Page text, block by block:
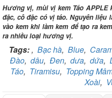
Chủ TK:
Số TK:
Ngân hàng
Chủ TK:
Số TK:
Ngân hàng
Chi nhánh:
Chủ TK:
Hương vị, mùi vị kem Táo APPLE
đặc, cô đặc có vị táo. Nguyên liệu
vào kem khi làm kem để tạo ra
ra nhiều loại hương vị.
Tags:, Bạc hà, Blue,
Đào, dâu, Đen, dưa, dứa,
Táo, Tiramisu, Topping
Xoài,